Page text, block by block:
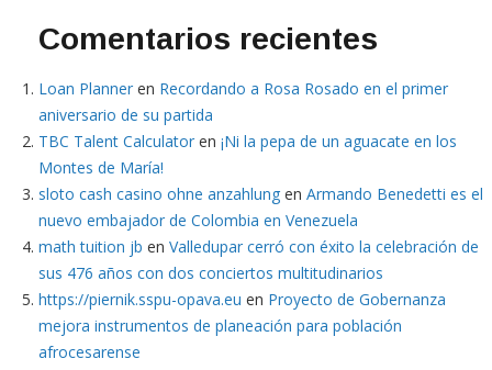
Comentarios recientes
Loan Planner en Recordando a Rosa Rosado en el primer
aniversario de su partida
TBC Talent Calculator en ¡Ni la pepa de un aguacate en los
Montes de María!
sloto cash casino ohne anzahlung en Armando Benedetti es el
nuevo embajador de Colombia en Venezuela
math tuition jb en Valledupar cerró con éxito la celebración de
sus 476 años con dos conciertos multitudinarios
https://piernik.sspu-opava.eu en Proyecto de Gobernanza
mejora instrumentos de planeación para población
afrocesarense